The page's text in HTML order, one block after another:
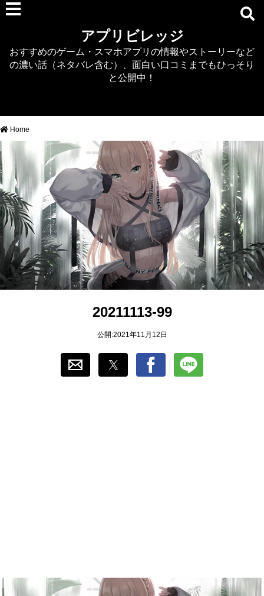
デタリキZ
アナザーエデン
RTS/MOBA
アクション
シミュレーション
牧場婚活
DEAD OR ALIVE XVV
パズル/クイズ
ノベル
おすすめ
アプリビレッジ
おすすめのゲーム・スマホアプリの情報やストーリーなど
の濃い話（ネタバレ含む）、面白い口コミまでもひっそり
と公開中！
Home
20211113-99
公開:2021年11月12日